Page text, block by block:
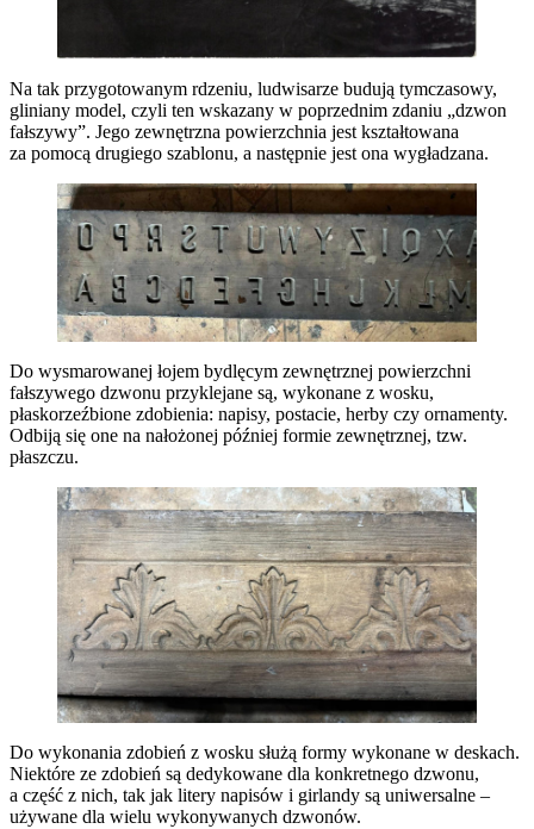
Na tak przygotowanym rdzeniu, ludwisarze budują tymczasowy,
gliniany model, czyli ten wskazany w poprzednim zdaniu „dzwon
fałszywy”. Jego zewnętrzna powierzchnia jest kształtowana
za pomocą drugiego szablonu, a następnie jest ona wygładzana.
Do wysmarowanej łojem bydlęcym zewnętrznej powierzchni
fałszywego dzwonu przyklejane są, wykonane z wosku,
płaskorzeźbione zdobienia: napisy, postacie, herby czy ornamenty.
Odbiją się one na nałożonej później formie zewnętrznej, tzw.
płaszczu.
Do wykonania zdobień z wosku służą formy wykonane w deskach.
Niektóre ze zdobień są dedykowane dla konkretnego dzwonu,
a część z nich, tak jak litery napisów i girlandy są uniwersalne –
używane dla wielu wykonywanych dzwonów.